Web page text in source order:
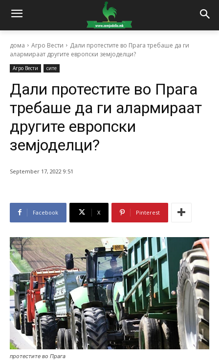
дома Агро Вести
Дали протестите во Прага требаше да ги
алармираат другите европски земјоделци?
Агро Вести сите
Дали протестите во Прага
требаше да ги алармираат
другите европски
земјоделци?
September 17, 2022 9:51
Facebook X Pinterest
протестите во Прага